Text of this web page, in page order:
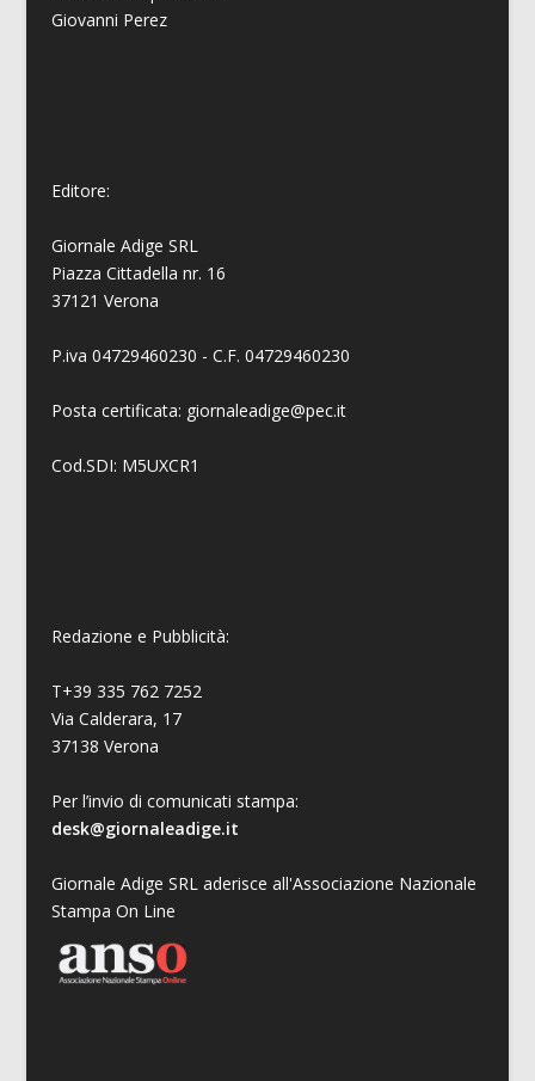
Giovanni Perez
Editore:
Giornale Adige SRL
Piazza Cittadella nr. 16
37121 Verona
P.iva 04729460230 - C.F. 04729460230
Posta certificata: giornaleadige@pec.it
Cod.SDI: M5UXCR1
Redazione e Pubblicità:
T+39 335 762 7252
Via Calderara, 17
37138 Verona
Per l’invio di comunicati stampa:
desk@giornaleadige.it
Giornale Adige SRL aderisce all'Associazione Nazionale
Stampa On Line